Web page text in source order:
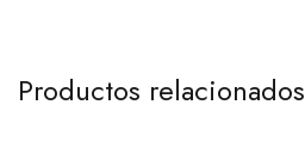
Productos relacionados